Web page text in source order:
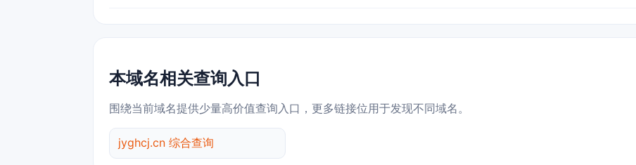
本域名相关查询入口
围绕当前域名提供少量高价值查询入口，更多链接位用于发现不同域名。
jyghcj.cn 综合查询